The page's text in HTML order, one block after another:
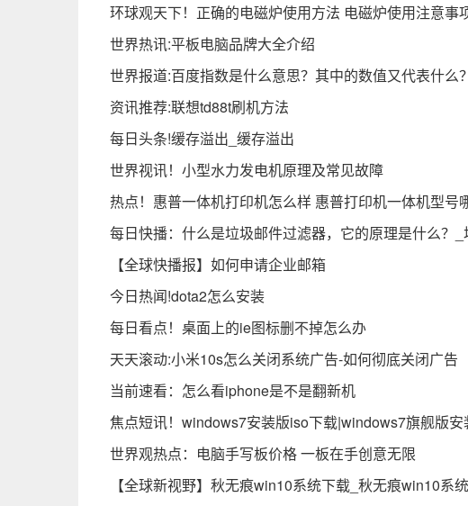
环球观天下！正确的电磁炉使用方法 电磁炉使用注意事
世界热讯:平板电脑品牌大全介绍
世界报道:百度指数是什么意思？其中的数值又代表什么？
资讯推荐:联想td88t刷机方法
每日头条!缓存溢出_缓存溢出
世界视讯！小型水力发电机原理及常见故障
热点！惠普一体机打印机怎么样 惠普打印机一体机型号
每日快播：什么是垃圾邮件过滤器，它的原理是什么？
【全球快播报】如何申请企业邮箱
今日热闻!dota2怎么安装
每日看点！桌面上的ie图标删不掉怎么办
天天滚动:小米10s怎么关闭系统广告-如何彻底关闭广告
当前速看：怎么看iphone是不是翻新机
焦点短讯！windows7安装版iso下载|windows7旗舰版
世界观热点：电脑手写板价格 一板在手创意无限
【全球新视野】秋无痕win10系统下载_秋无痕win10系